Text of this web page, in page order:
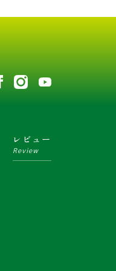
レビュー
Review